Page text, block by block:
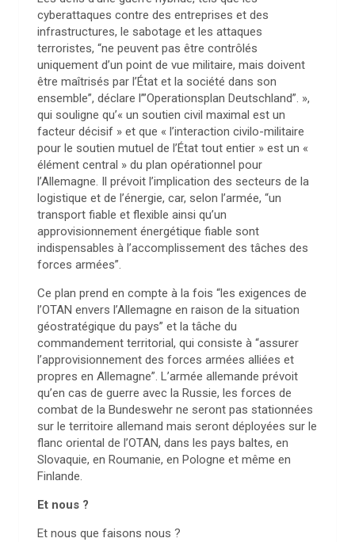
cyberattaques contre des entreprises et des
infrastructures, le sabotage et les attaques
terroristes, “ne peuvent pas être contrôlés
uniquement d’un point de vue militaire, mais doivent
être maîtrisés par l’État et la société dans son
ensemble”, déclare l’”Operationsplan Deutschland”. »,
qui souligne qu’« un soutien civil maximal est un
facteur décisif » et que « l’interaction civilo-militaire
pour le soutien mutuel de l’État tout entier » est un «
élément central » du plan opérationnel pour
l’Allemagne. Il prévoit l’implication des secteurs de la
logistique et de l’énergie, car, selon l’armée, “un
transport fiable et flexible ainsi qu’un
approvisionnement énergétique fiable sont
indispensables à l’accomplissement des tâches des
forces armées”.
Ce plan prend en compte à la fois “les exigences de
l’OTAN envers l’Allemagne en raison de la situation
géostratégique du pays” et la tâche du
commandement territorial, qui consiste à “assurer
l’approvisionnement des forces armées alliées et
propres en Allemagne”. L’armée allemande prévoit
qu’en cas de guerre avec la Russie, les forces de
combat de la Bundeswehr ne seront pas stationnées
sur le territoire allemand mais seront déployées sur le
flanc oriental de l’OTAN, dans les pays baltes, en
Slovaquie, en Roumanie, en Pologne et même en
Finlande.
Et nous ?
Et nous que faisons nous ?